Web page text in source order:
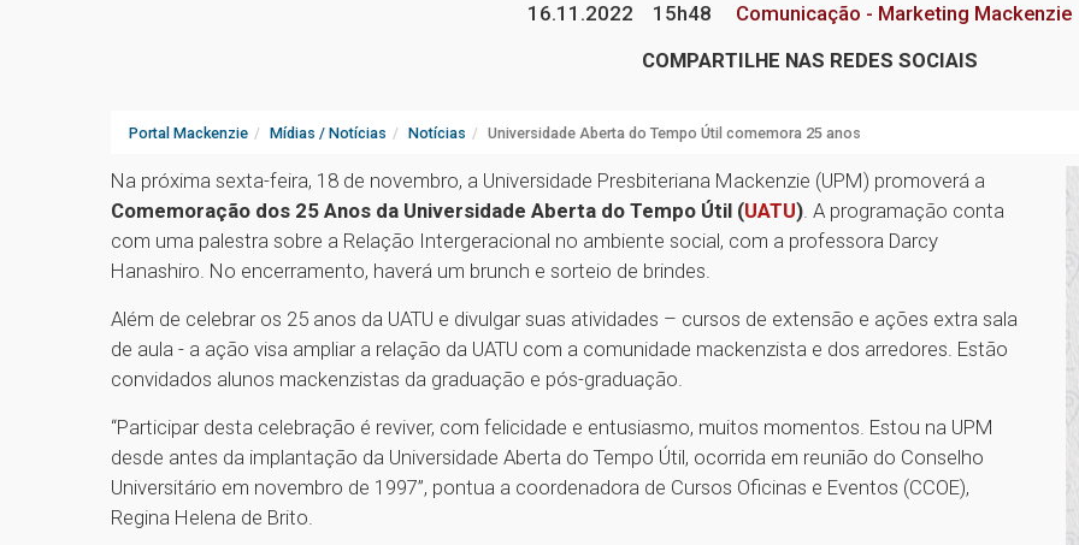
16.11.2022
15h48
Comunicação - Marketing Mackenzie
COMPARTILHE NAS REDES SOCIAIS
Portal Mackenzie Mídias / Notícias Notícias Universidade Aberta do Tempo Útil comemora 25 anos
Na próxima sexta-feira, 18 de novembro, a Universidade Presbiteriana Mackenzie (UPM) promoverá a
Comemoração dos 25 Anos da Universidade Aberta do Tempo Útil (UATU). A programação conta
com uma palestra sobre a Relação Intergeracional no ambiente social, com a professora Darcy
Hanashiro. No encerramento, haverá um brunch e sorteio de brindes.
Além de celebrar os 25 anos da UATU e divulgar suas atividades – cursos de extensão e ações extra sala
de aula - a ação visa ampliar a relação da UATU com a comunidade mackenzista e dos arredores. Estão
convidados alunos mackenzistas da graduação e pós-graduação.
“Participar desta celebração é reviver, com felicidade e entusiasmo, muitos momentos. Estou na UPM
desde antes da implantação da Universidade Aberta do Tempo Útil, ocorrida em reunião do Conselho
Universitário em novembro de 1997”, pontua a coordenadora de Cursos Oficinas e Eventos (CCOE),
Regina Helena de Brito.